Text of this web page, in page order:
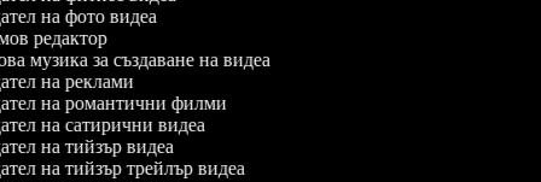
на фото видеа
редактор
музика за създаване на видеа
на реклами
на романтични филми
на сатирични видеа
на тийзър видеа
на тийзър трейлър видеа